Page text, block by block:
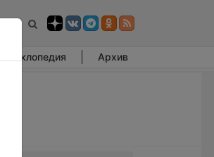
Энциклопедия Архив